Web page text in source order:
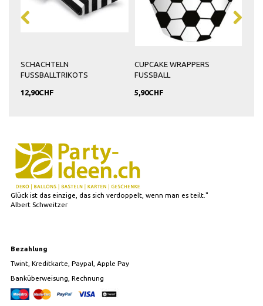
SCHACHTELN
FUSSBALLTRIKOTS
12,90CHF
CUPCAKE WRAPPERS
FUSSBALL
5,90CHF
Glück ist das einzige, das sich verdoppelt, wenn man es teilt."
Albert Schweitzer
Bezahlung
Twint, Kreditkarte, Paypal, Apple Pay
Banküberweisung, Rechnung